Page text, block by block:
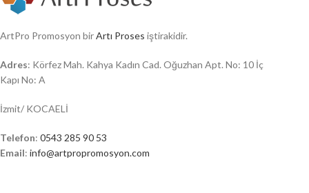
ArtPro Promosyon birArtı Proses iştirakidir.
Adres: Körfez Mah. Kahya Kadın Cad. Oğuzhan Apt. No: 10 İç
Kapı No: A
İzmit/ KOCAELİ
Telefon: 0543 285 90 53
Email: info@artpropromosyon.com